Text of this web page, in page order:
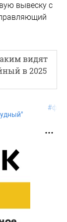
вывеску с
видят
в 2025
#